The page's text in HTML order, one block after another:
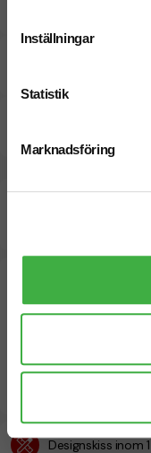
Inställningar
Statistik
Marknadsföring
Designskiss inom